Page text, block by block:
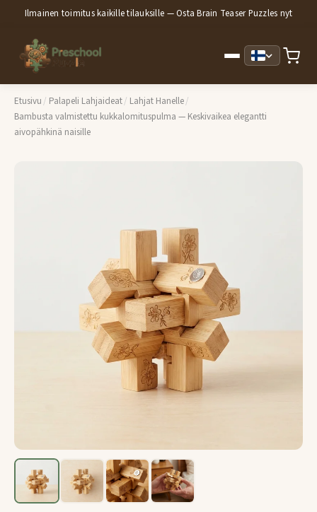
Ilmainen toimitus kaikille tilauksille — Osta Brain Teaser Puzzles nyt
Etusivu / Palapeli Lahjaideat/ Lahjat Hanelle/
Bambusta valmistettu kukkalomituspulma — Keskivaikea elegantti
aivopähkinä naisille